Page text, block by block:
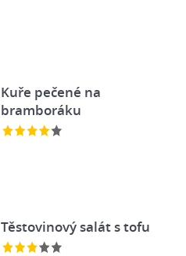
Kuře pečené na
bramboráku
Těstovinový salát s tofu